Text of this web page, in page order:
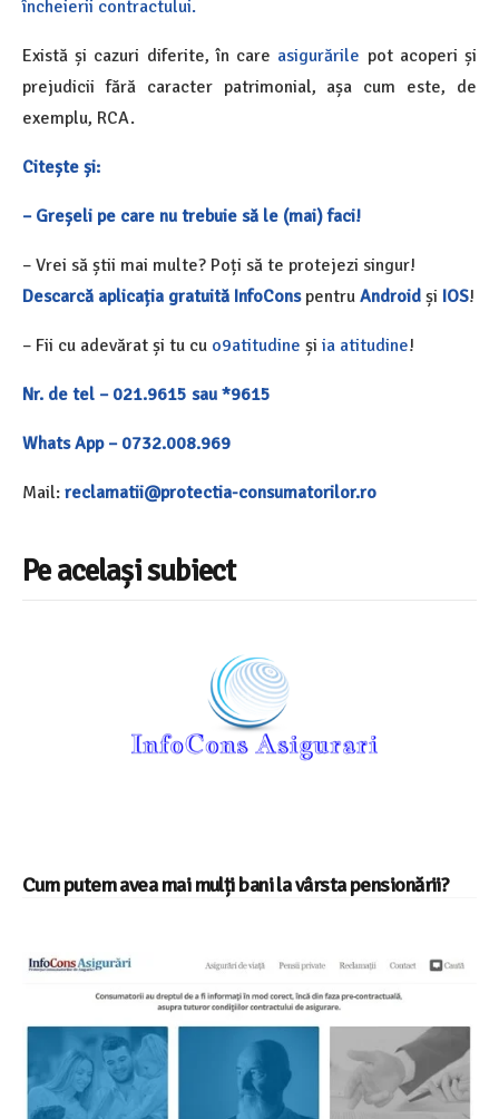
încheierii contractului.
Există și cazuri diferite, în care asigurările pot acoperi și
prejudicii fără caracter patrimonial, așa cum este, de
exemplu, RCA.
Citește și:
– Greșeli pe care nu trebuie să le (mai) faci!
– Vrei să știi mai multe? Poți să te protejezi singur!
Descarcă aplicația gratuită InfoConspentru Android și IOS!
– Fii cu adevărat și tu cu o9atitudine și ia atitudine!
Nr. de tel – 021.9615 sau *9615
Whats App – 0732.008.969
Mail: reclamatii@protectia-consumatorilor.ro
Pe același subiect
Cum putem avea mai mulți bani la vârsta pensionării?